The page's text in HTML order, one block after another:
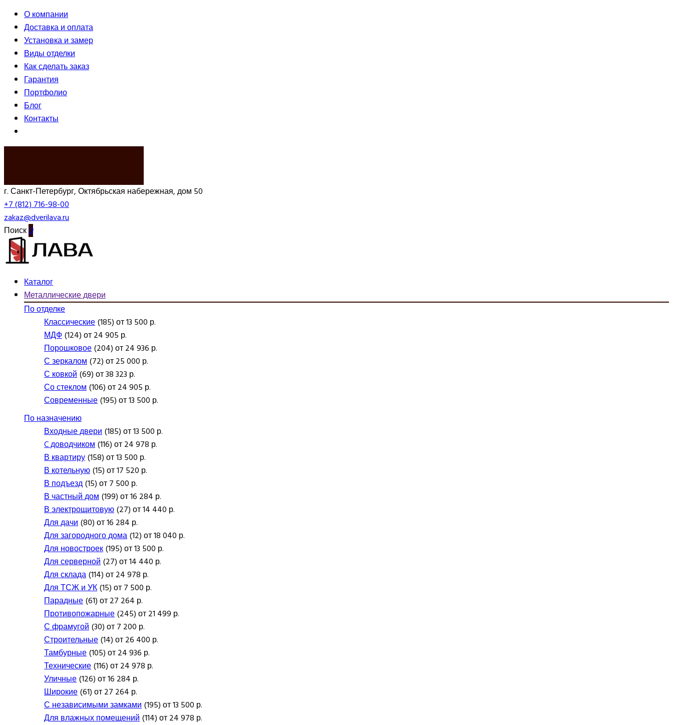
О компании
Доставка и оплата
Установка и замер
Виды отделки
Как сделать заказ
Гарантия
Портфолио
Блог
Контакты
г. Санкт-Петербург, Октябрьская набережная, дом 50
+7 (812) 716-98-00
zakaz@dverilava.ru
Поиск0
Каталог
Металлические двери
По отделке
Классические(185) от 13 500 р.
МДФ(124) от 24 905 р.
Порошковое(204) от 24 936 р.
С зеркалом(72) от 25 000 р.
С ковкой(69) от 38 323 р.
Со стеклом(106) от 24 905 р.
Современные(195) от 13 500 р.
По назначению
Входные двери(185) от 13 500 р.
C доводчиком(116) от 24 978 р.
В квартиру(158) от 13 500 р.
В котельную(15) от 17 520 р.
В подъезд(15) от 7 500 р.
В частный дом(199) от 16 284 р.
В электрощитовую(27) от 14 440 р.
Для дачи(80) от 16 284 р.
Для загородного дома(12) от 18 040 р.
Для новостроек(195) от 13 500 р.
Для серверной(27) от 14 440 р.
Для склада(114) от 24 978 р.
Для ТСЖ и УК(15) от 7 500 р.
Парадные(61) от 27 264 р.
Противопожарные(245) от 21 499 р.
С фрамугой(30) от 7 200 р.
Строительные(14) от 26 400 р.
Тамбурные(105) от 24 936 р.
Технические(116) от 24 978 р.
Уличные(126) от 16 284 р.
Широкие(61) от 27 264 р.
С независимыми замками(195) от 13 500 р.
Для влажных помещений(114) от 24 978 р.